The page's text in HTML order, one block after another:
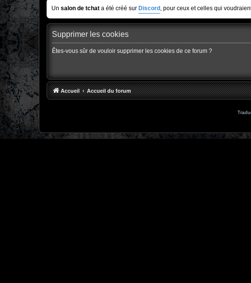
Un salon de tchat a été créé sur Discord , pour ceux et celles qui
Supprimer les cookies
Êtes-vous sûr de vouloir supprimer les cookies de ce forum ?
Accueil Accueil du forum